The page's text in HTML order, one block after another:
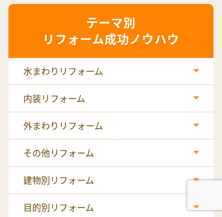
リフォーム成功ノウハウ
水まわりリフォーム
内装リフォーム
外まわりリフォーム
その他リフォーム
建物別リフォーム
目的別リフォーム